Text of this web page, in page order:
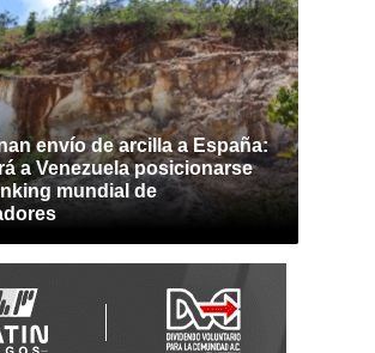
envío de arcilla a España:
a Venezuela posicionarse
mundial de